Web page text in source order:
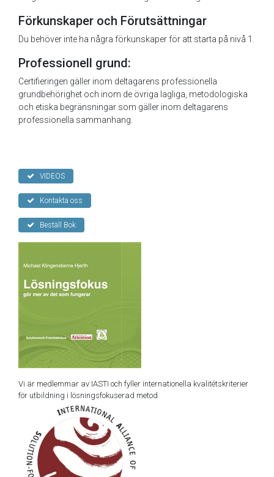
Förkunskaper och Förutsättningar
Du behöver inte ha några förkunskaper för att starta på nivå 1.
Professionell grund:
Certifieringen gäller inom deltagarens professionella
grundbehörighet och inom de övriga lagliga, metodologiska
och etiska begränsningar som gäller inom deltagarens
professionella sammanhang.
VIDEOS
Kontakta oss
Beställ Bok
Vi är medlemmar av IASTI och fyller internationella kvalitétskriterier
för utbildning i lösningsfokuserad metod